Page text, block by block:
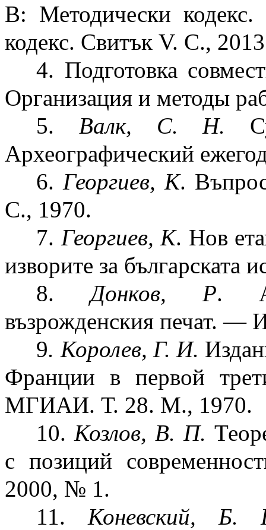
В: Методически
кодекс. Свитък V. С.,
4. Подготовка
Организация и методы
5. Валк, С. Н.
Археографический
6.Георгиев, К.
С., 1970.
7. Георгиев, К. Нов
изворите за
8.Донков, Р.
възрожденския печат.
9. Королев, Г. И.
Франции в первой
МГИАИ. Т. 28. М., 1970.
10.Козлов, В. П.
с позиций
2000, № 1.
11.Коневский, Б.